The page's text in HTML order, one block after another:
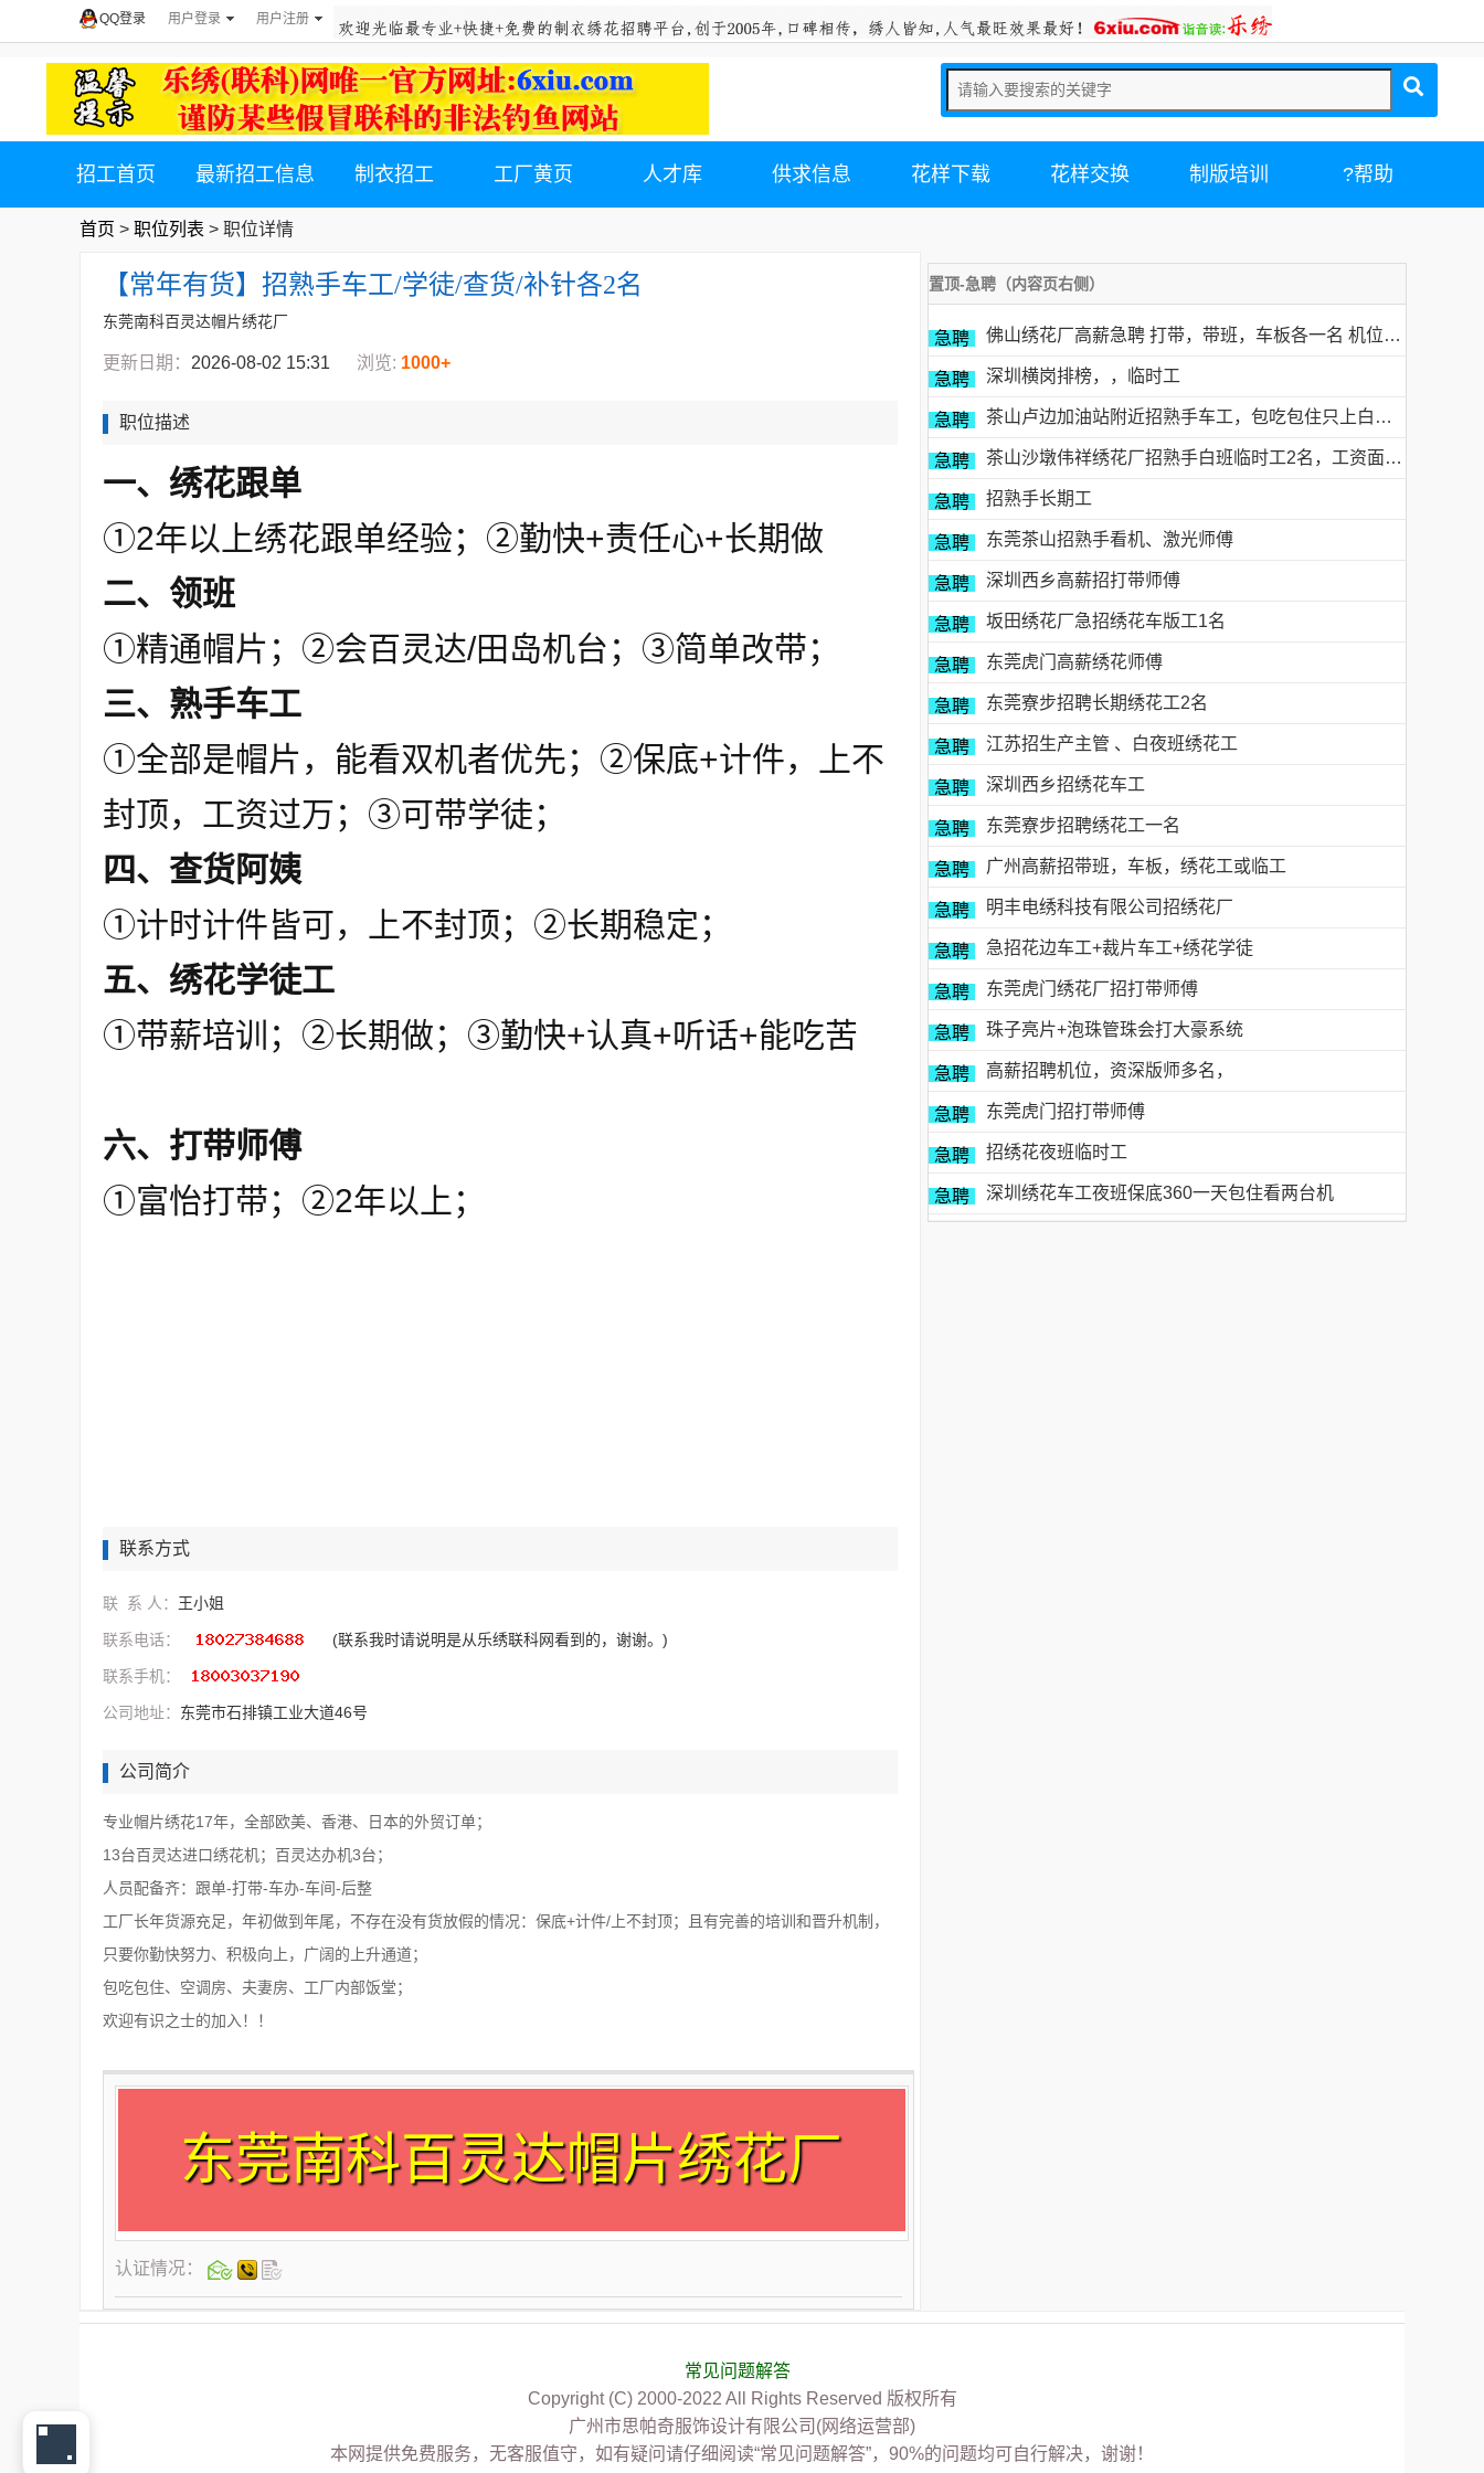
用户登录 用户注册
QQ登录
招工首页 最新招工信息 制衣招工 工厂黄页 人才库 供求信息 花样下载 花样交换 制版培训 ?帮助
首页 > 职位列表 > 职位详情
【常年有货】招熟手车工/学徒/查货/补针各2名
东莞南科百灵达帽片绣花厂
更新日期： 2026-08-02 15:31 浏览: 1000+
职位描述
一、绣花跟单
①2年以上绣花跟单经验；②勤快+责任心+长期做
二、领班
①精通帽片；②会百灵达/田岛机台；③简单改带；
三、熟手车工
①全部是帽片，能看双机者优先；②保底+计件，上不
封顶，工资过万；③可带学徒；
四、查货阿姨
①计时计件皆可，上不封顶；②长期稳定；
五、绣花学徒工
①带薪培训；②长期做；③勤快+认真+听话+能吃苦
六、打带师傅
①富怡打带；②2年以上；
联系方式
联 系 人： 王小姐
联系电话： (联系我时请说明是从乐绣联科网看到的，谢谢。)
联系手机：
公司地址： 东莞市石排镇工业大道46号
公司简介
专业帽片绣花17年，全部欧美、香港、日本的外贸订单；
13台百灵达进口绣花机；百灵达办机3台；
人员配备齐：跟单-打带-车办-车间-后整
工厂长年货源充足，年初做到年尾，不存在没有货放假的情况：保底+计件/上不封顶；且有完善的培训和晋升机制，
只要你勤快努力、积极向上，广阔的上升通道；
包吃包住、空调房、夫妻房、工厂内部饭堂；
欢迎有识之士的加入！！
东莞南科百灵达帽片绣花厂
认证情况：
置顶-急聘（内容页右侧）
急聘 佛山绣花厂高薪急聘 打带，带班，车板各一名 机位多名
急聘 深圳横岗排榜，，临时工
急聘 茶山卢边加油站附近招熟手车工，包吃包住只上白班，工资面议有的请电德胜13546915117
急聘 茶山沙墩伟祥绣花厂招熟手白班临时工2名，工资面议，包吃住有的请电18676754153黎生
急聘 招熟手长期工
急聘 东莞茶山招熟手看机、激光师傅
急聘 深圳西乡高薪招打带师傅
急聘 坂田绣花厂急招绣花车版工1名
急聘 东莞虎门高薪绣花师傅
急聘 东莞寮步招聘长期绣花工2名
急聘 江苏招生产主管 、白夜班绣花工
急聘 深圳西乡招绣花车工
急聘 东莞寮步招聘绣花工一名
急聘 广州高薪招带班，车板，绣花工或临工
急聘 明丰电绣科技有限公司招绣花厂
急聘 急招花边车工+裁片车工+绣花学徒
急聘 东莞虎门绣花厂招打带师傅
急聘 珠子亮片+泡珠管珠会打大豪系统
急聘 高薪招聘机位，资深版师多名，
急聘 东莞虎门招打带师傅
急聘 招绣花夜班临时工
急聘 深圳绣花车工夜班保底360一天包住看两台机
常见问题解答
Copyright (C) 2000-2022 All Rights Reserved 版权所有
广州市思帕奇服饰设计有限公司(网络运营部)
本网提供免费服务，无客服值守，如有疑问请仔细阅读“常见问题解答”，90%的问题均可自行解决，谢谢！